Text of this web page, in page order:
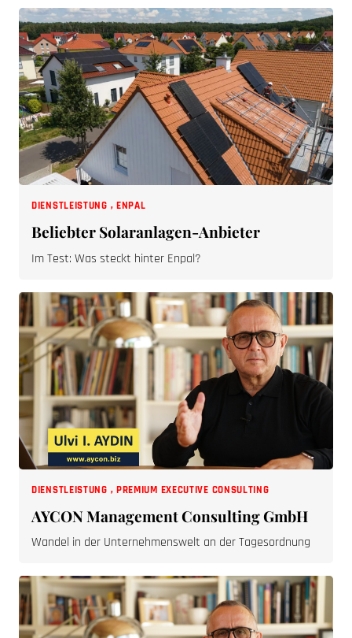
DIENSTLEISTUNG,ENPAL
Beliebter Solaranlagen-Anbieter
Im Test: Was steckt hinter Enpal?
DIENSTLEISTUNG,PREMIUM EXECUTIVE CONSULTING
AYCON Management Consulting GmbH
Wandel in der Unternehmenswelt an der Tagesordnung